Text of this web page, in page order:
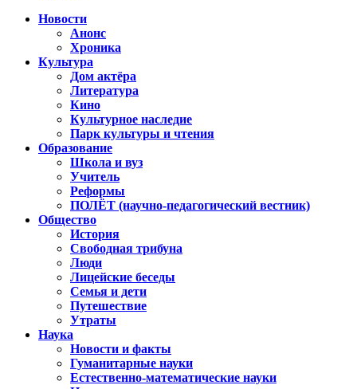
Новости
Анонс
Хроника
Культура
Дом актёра
Литература
Кино
Культурное наследие
Парк культуры и чтения
Образование
Школа и вуз
Учитель
Реформы
ПОЛЁТ (научно-педагогический вестник)
Общество
История
Свободная трибуна
Люди
Лицейские беседы
Семья и дети
Путешествие
Утраты
Наука
Новости и факты
Гуманитарные науки
Естественно-математические науки